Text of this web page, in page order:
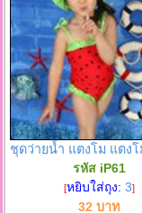
ชุดว่ายน้ำ แตงโม แตง
รหัส iP61
[หยิบใส่ถุง: 3]
32 บาท